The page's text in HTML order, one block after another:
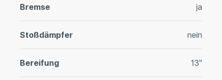
Bremse ja
Stoßdämpfer nein
Bereifung 13"